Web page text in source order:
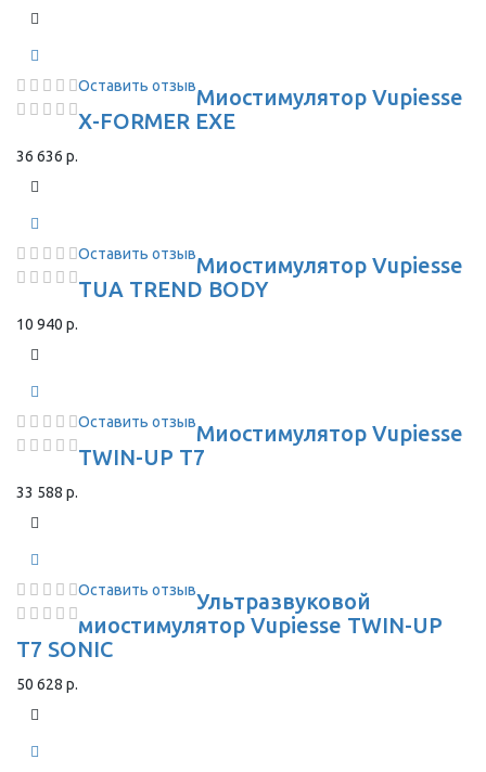
Оставить отзывМиостимулятор Vupiesse
X-FORMER EXE
36 636 р.
Оставить отзывМиостимулятор Vupiesse
TUA TREND BODY
10 940 р.
Оставить отзывМиостимулятор Vupiesse
TWIN-UP T7
33 588 р.
Оставить отзывУльтразвуковой
миостимулятор Vupiesse TWIN-UP
T7 SONIC
50 628 р.